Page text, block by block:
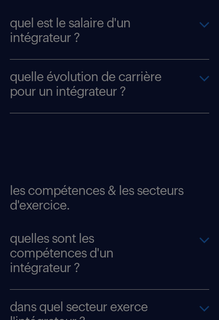
quel est le salaire d'un
intégrateur ?
quelle évolution de carrière
pour un intégrateur ?
les compétences & les secteurs
d'exercice.
quelles sont les
compétences d'un
intégrateur ?
dans quel secteur exerce